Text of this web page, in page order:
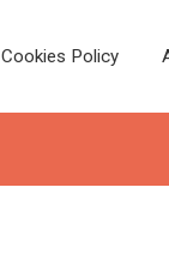
Cookies Policy